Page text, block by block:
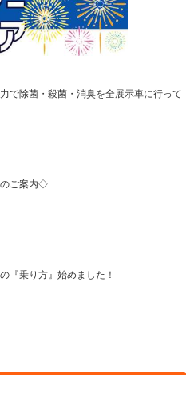
で除菌・殺菌・消臭を全展示車に行って
ご案内◇
『乗り方』始めました！